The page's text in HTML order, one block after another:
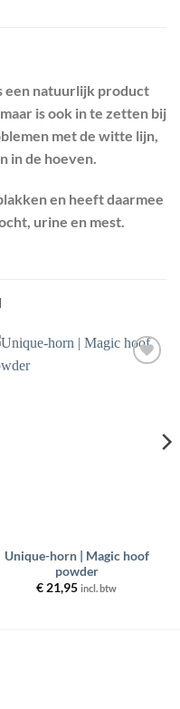
een natuurlijk product
is ook in te zetten bij
met de witte lijn,
in de hoeven.
en heeft daarmee
urine en mest.
Unique-horn | Magic hoof
powder
€ 21,95 incl. btw